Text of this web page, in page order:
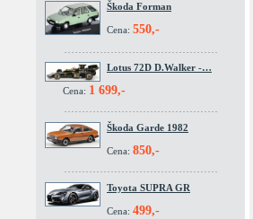
Škoda Forman
Cena: 550,-
Lotus 72D D.Walker -…
Cena: 1 699,-
Škoda Garde 1982
Cena: 850,-
Toyota SUPRA GR
Cena: 499,-